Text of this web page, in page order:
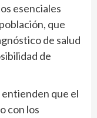
esenciales
que
de salud
de
que el
con los